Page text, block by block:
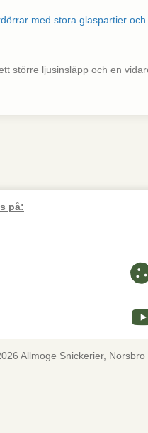
större ljusinsläpp och en
på:
Allmoge Snickerier,